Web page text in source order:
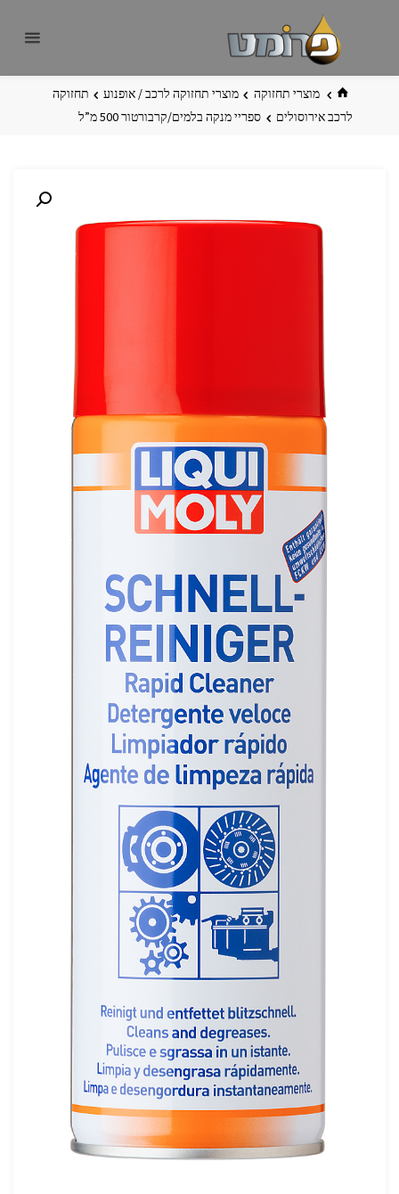
בית מוצרי תחזוקה מוצרי תחזוקה לרכב / אופנוע
תחזוקה
לרכב אירוסולים
ספריי מנקה בלמים/קרבורטור 500 מ”ל